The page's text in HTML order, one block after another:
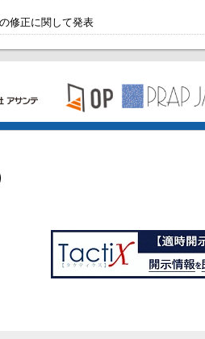
知らせ
修正に関して発表